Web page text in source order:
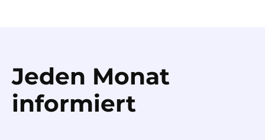
Jeden Monat
informiert